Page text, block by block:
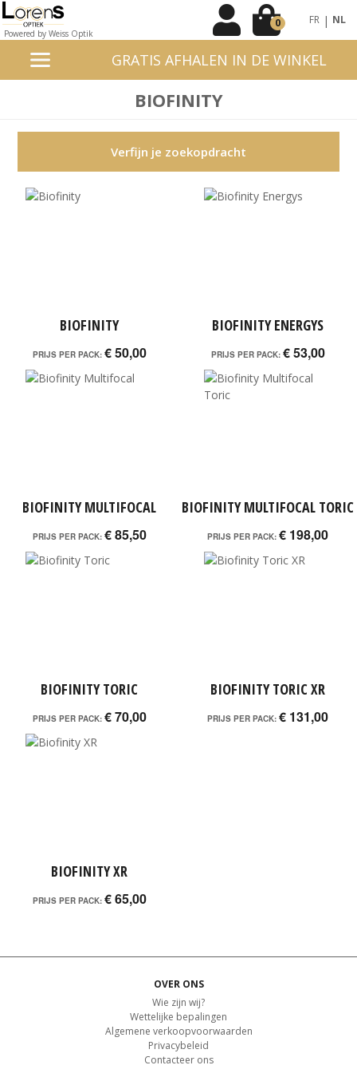
Powered by Weiss Optik
0 FR | NL
GRATIS AFHALEN IN DE WINKEL
BIOFINITY
Verfijn je zoekopdracht
BIOFINITY
PRIJS PER PACK: € 50,00
BIOFINITY ENERGYS
PRIJS PER PACK: € 53,00
BIOFINITY MULTIFOCAL
PRIJS PER PACK: € 85,50
BIOFINITY MULTIFOCAL TORIC
PRIJS PER PACK: € 198,00
BIOFINITY TORIC
PRIJS PER PACK: € 70,00
BIOFINITY TORIC XR
PRIJS PER PACK: € 131,00
BIOFINITY XR
PRIJS PER PACK: € 65,00
OVER ONS
Wie zijn wij?
Wettelijke bepalingen
Algemene verkoopvoorwaarden
Privacybeleid
Contacteer ons